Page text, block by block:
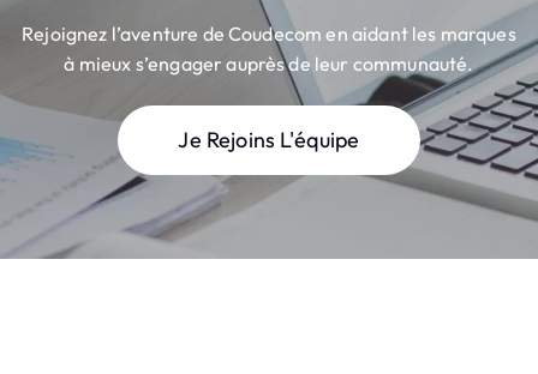
Rejoignez l’aventure de Coudecom en aidant les marques
à mieux s’engager auprès de leur communauté.
Je Rejoins L'équipe